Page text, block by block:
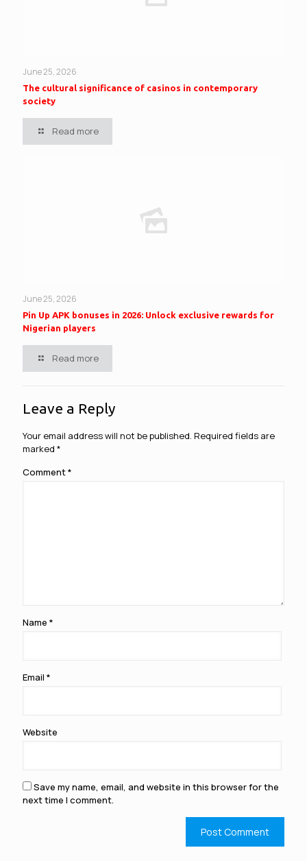
June 25, 2026
The cultural significance of casinos in contemporary
society
Read more
June 25, 2026
Pin Up APK bonuses in 2026: Unlock exclusive rewards for
Nigerian players
Read more
Leave a Reply
Your email address will not be published. Required fields are
marked *
Comment*
Name *
Email *
Website
Save my name, email, and website in this browser for the
next time I comment.